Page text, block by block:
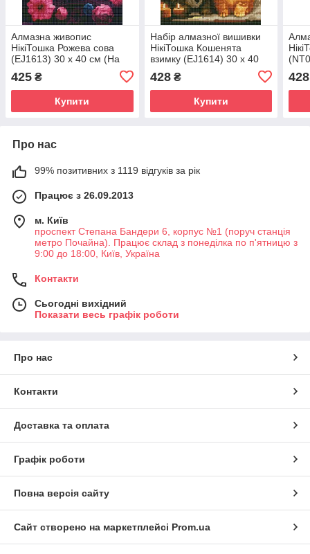
Алмазна живопис
НікіТошка Рожева сова
(EJ1613) 30 х 40 см (На
425 ₴
Купити
Набір алмазної вишивки
НікіТошка Кошенята
взимку (EJ1614) 30 х 40
428₴
Купити
428
Про нас
99% позитивних з 1119 відгуків за рік
Працює з 26.09.2013
м. Київ
проспект Степана Бандери 6, корпус №1 (поруч станція
метро Почайна). Працює склад з понеділка по п'ятницю з
9:00 до 18:00, Київ, Україна
Контакти
Сьогодні вихідний
Показати весь графік роботи
Про нас
Контакти
Доставка та оплата
Графік роботи
Повна версія сайту
Сайт створено на маркетплейсі Prom.ua